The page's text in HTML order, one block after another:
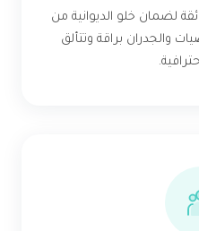
لضمان خلو الديوانية من
والجدران براقة وتتألق